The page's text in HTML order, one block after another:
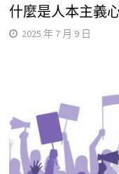
什麼是人本主義
2025 年 7 月 9 日